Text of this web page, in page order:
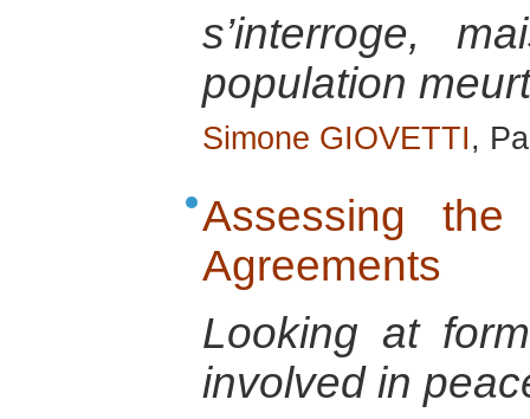
s’interroge,
population
Simone GIOVETTI,
Assessing
Agreements
Looking at
involved in